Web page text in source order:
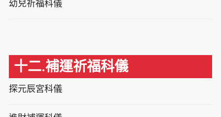
幼兒祈福科儀
十二.補運祈福科儀
探元辰宮科儀